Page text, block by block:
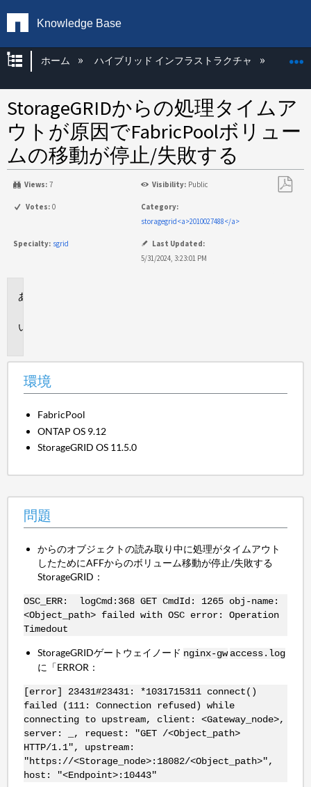
Knowledge Base
グローバル階層を展開/折りたたむ
ホーム ハイブリッド インフラストラクチャ
StorageGRIDからの処理タイムア
ウトが原因でFabricPoolボリュー
ムの移動が停止/失敗する
Views: 7 Visibility: Public
Votes: 0
Category:
storagegrid<a>2010027488</a>
Specialty: sgrid
Last Updated:
5/31/2024, 3:23:01 PM
環境
FabricPool
ONTAP OS 9.12
StorageGRID OS 11.5.0
問題
からのオブジェクトの読み取り中に処理がタイムアウト
したためにAFFからのボリューム移動が停止/失敗する
StorageGRID：
OSC_ERR: logCmd:368 GET CmdId: 1265 obj-name:
<Object_path> failed with OSC error: Operation
Timedout
StorageGRIDゲートウェイノード nginx-gw access.log
に「ERROR：
[error] 23431#23431: *1031715311 connect()
failed (111: Connection refused) while
connecting to upstream, client: <Gateway_node>,
server: _, request: "GET /<Object_path>
HTTP/1.1", upstream:
"https://<Storage_node>:18082/<Object_path>",
host: "<Endpoint>:10443"